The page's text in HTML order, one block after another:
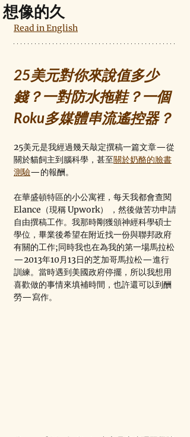
想像的久
Read in English
25美元對你來說值多少
錢？一對防水拖鞋？一個
Roku多媒體串流遙控器？
25美元是我經過幾天敲定撰稿一篇文章—從
關於貓飼主到腦科學，甚至關於奶酪的臉書
測驗—的報酬。
在華盛頓特區的小公寓裡，每天我都會查閱
Elance（現稱 Upwork） ，然後做苦功申請
自由撰稿工作。我那時剛獲頒神經科學碩士
學位，畢業後希望在附近找一份與聯邦政府
有關的工作;同時我也在為我的第一場馬拉松
—2013年10月13日的芝加哥馬拉松—進行
訓練。當時遇到美國政府停擺，所以我想用
喜歡做的事情來填補時間，也許還可以到酬
勞—寫作。